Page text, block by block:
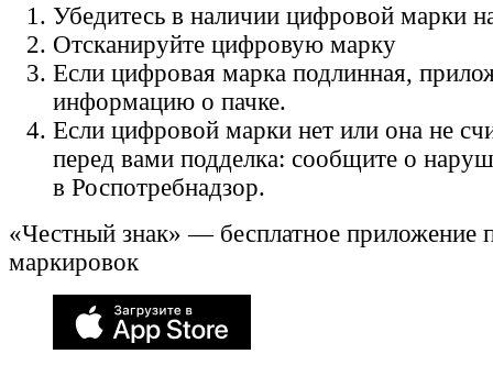
Убедитесь в наличии цифровой марки
Отсканируйте цифровую марку
Если цифровая марка подлинная,
информацию о пачке.
Если цифровой марки нет или она не
перед вами подделка: сообщите о
в Роспотребнадзор.
«Честный знак» — бесплатное приложение
маркировок